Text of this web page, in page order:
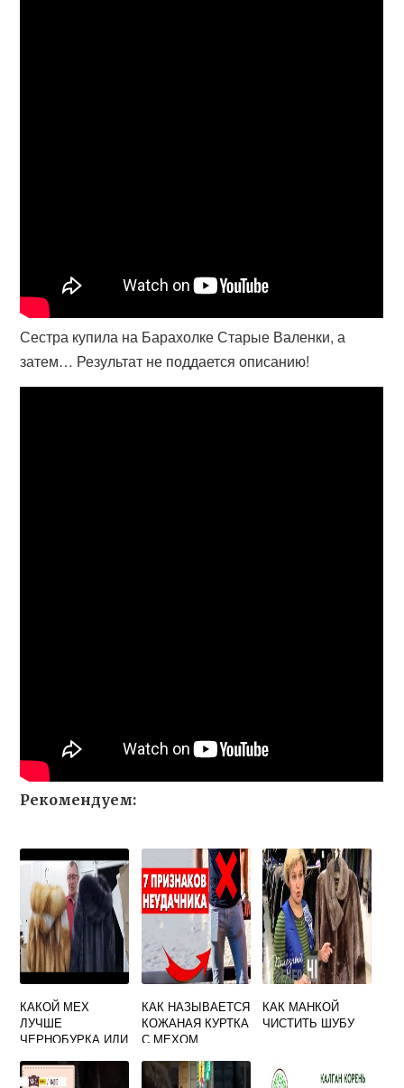
Сестра купила на Барахолке Старые Валенки, а
затем… Результат не поддается описанию!
Рекомендуем:
КАКОЙ МЕХ
ЛУЧШЕ
ЧЕРНОБУРКА ИЛИ
КАК НАЗЫВАЕТСЯ
КОЖАНАЯ КУРТКА
С МЕХОМ
КАК МАНКОЙ
ЧИСТИТЬ ШУБУ